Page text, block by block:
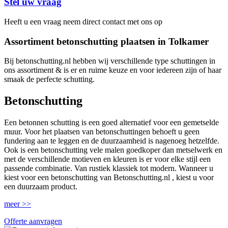
Heeft u een vraag neem direct contact met ons op
Assortiment betonschutting plaatsen in Tolkamer
Bij betonschutting.nl hebben wij verschillende type schuttingen in
ons assortiment & is er en ruime keuze en voor iedereen zijn of haar
smaak de perfecte schutting.
Betonschutting
Een betonnen schutting is een goed alternatief voor een gemetselde
muur. Voor het plaatsen van betonschuttingen behoeft u geen
fundering aan te leggen en de duurzaamheid is nagenoeg hetzelfde.
Ook is een betonschutting vele malen goedkoper dan metselwerk en
met de verschillende motieven en kleuren is er voor elke stijl een
passende combinatie. Van rustiek klassiek tot modern. Wanneer u
kiest voor een betonschutting van Betonschutting.nl , kiest u voor
een duurzaam product.
meer >>
Offerte aanvragen